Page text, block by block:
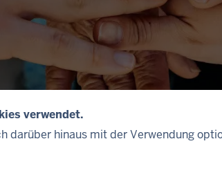
verwendet.
darüber hinaus mit der Verwendung